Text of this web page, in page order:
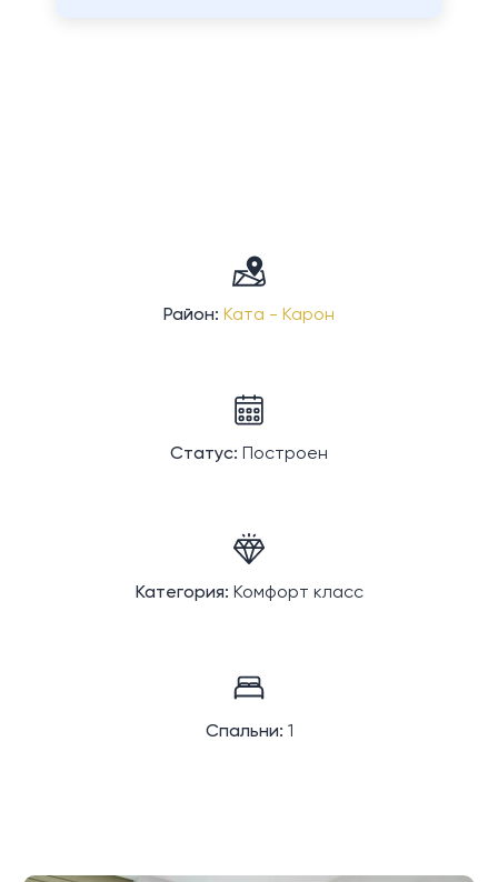
Район: Ката - Карон
Статус: Построен
Категория: Комфорт класс
Спальни: 1